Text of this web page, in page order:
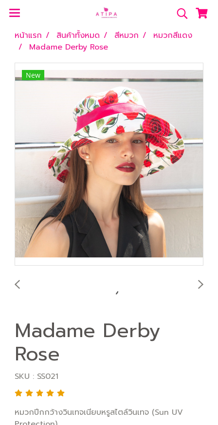
หน้าแรก สินค้าทั้งหมด สีหมวก
หมวกสีแดง
Madame Derby Rose
New
Madame Derby
Rose
SKU : SS021
หมวกปีกกว้างวินเทจเนียบหรูสไตล์วินเทจ (Sun UV